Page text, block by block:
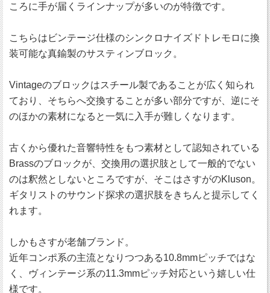
ころに手が届くラインナップが多いのが特徴です。
こちらはビンテージ仕様のシンクロナイズドトレモロに換
装可能な真鍮製のサスティンブロック。
Vintageのブロックはスチール製であることが広く知られ
ており、そちらへ交換することが多い部分ですが、逆にそ
のほかの素材になると一気に入手が難しくなります。
古くから優れた音響特性をもつ素材として認知されている
Brassのブロックが、交換用の選択肢として一般的でない
のは釈然としないところですが、そこはさすがのKluson。
ギタリストのサウンド探求の選択肢をきちんと提示してく
れます。
しかもさすが老舗ブランド。
近年コンポ系の主流となりつつある10.8mmピッチではな
く、ヴィンテージ系の11.3mmピッチ対応という嬉しい仕
様です。